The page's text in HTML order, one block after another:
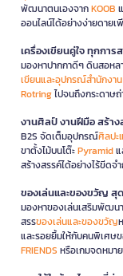
พัฒนาตนเองจากKOOB
ออนไลน์ได้อย่างง่ายดาย
เครื่องเขียนคู่ใจ ทุกการ
มองหาปากกาดีๆ ดินสอห
เขียนและอุปกรณ์สำนักงาน
Rotringไปจนถึงกระดาษถ่
งานศิลป์ งานฝีมือ สร้าง
B2S จัดเต็มอุปกรณ์ศิลปะ
ขาตั้งไม้บนโต๊ะPyramid
สร้างสรรค์ได้อย่างไร้ขีดจ
ของเล่นและของขวัญ สุ
มองหาของเล่นเสริมพัฒน
สรรของเล่นและของขวัญ
และรอยยิ้มให้กับคนพิเศษ
FRIENDS หรือเกมจดหมา